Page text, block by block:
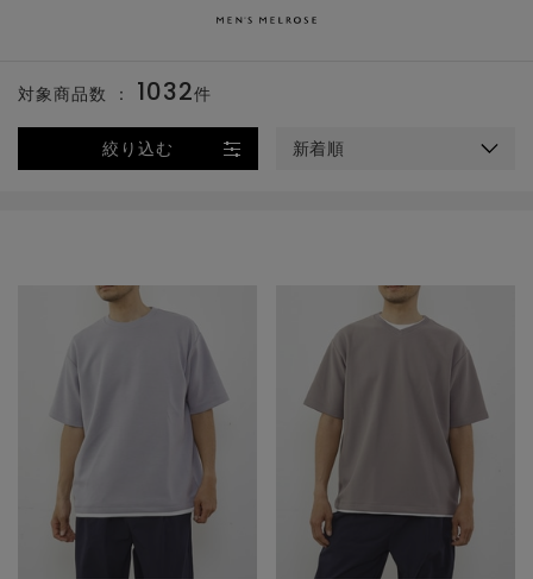
絞り込む 新着順
対象商品数 ： 1032件